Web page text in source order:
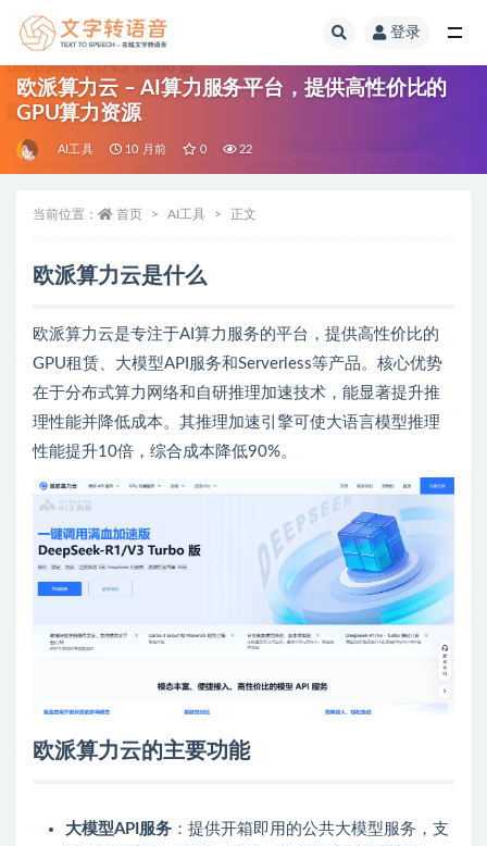
登录
欧派算力云 – AI算力服务平台，提供高性价比的
GPU算力资源
AI工具 10 月前 0 22
当前位置： 首页 AI工具 正文
欧派算力云是什么
欧派算力云是专注于AI算力服务的平台，提供高性价比的
GPU租赁、大模型API服务和Serverless等产品。核心优势
在于分布式算力网络和自研推理加速技术，能显著提升推
理性能并降低成本。其推理加速引擎可使大语言模型推理
性能提升10倍，综合成本降低90%。
欧派算力云的主要功能
大模型API服务 ：提供开箱即用的公共大模型服务，支